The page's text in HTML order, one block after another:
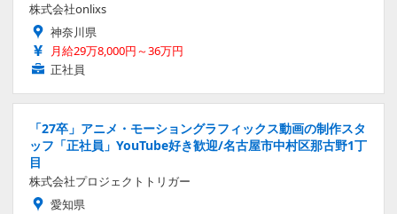
株式会社onlixs
神奈川県
月給29万8,000円～36万円
正社員
「27卒」アニメ・モーショングラフィックス動画の制作スタ
ッフ「正社員」YouTube好き歓迎/名古屋市中村区那古野1丁
目
株式会社プロジェクトトリガー
愛知県